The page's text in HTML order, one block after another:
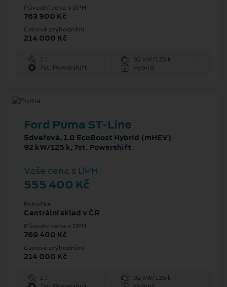
Původní cena s DPH
763 900 Kč
Cenové zvýhodnění
214 000 Kč
1 l
92 kW/125 k
7st. Powershift
Hybrid
Ford Puma ST-Line
5dveřová, 1.0 EcoBoost Hybrid (mHEV)
92 kW/125 k, 7st. Powershift
Vaše cena s DPH
555 400 Kč
Pobočka
Centrální sklad v ČR
Původní cena s DPH
769 400 Kč
Cenové zvýhodnění
214 000 Kč
1 l
92 kW/125 k